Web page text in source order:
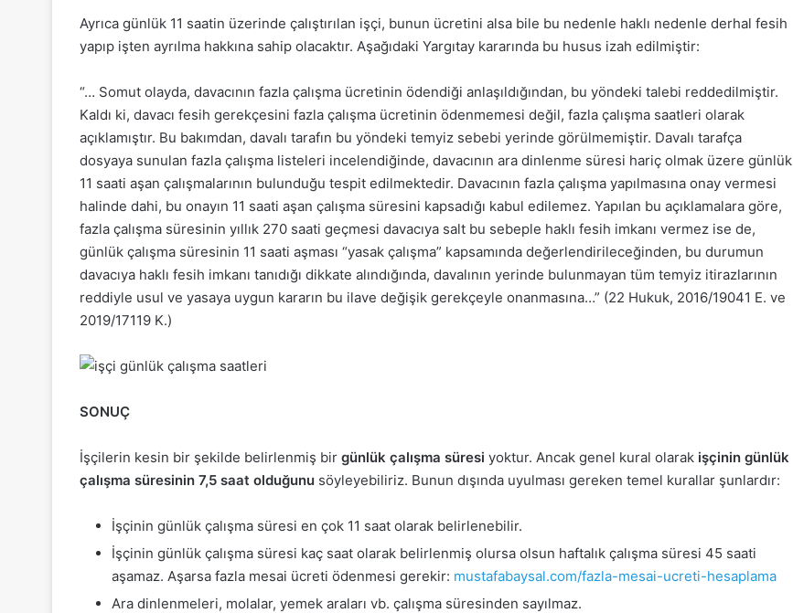
Ayrıca günlük 11 saatin üzerinde çalıştırılan işçi, bunun ücretini alsa bile bu nedenle haklı nedenle derhal fesih
yapıp işten ayrılma hakkına sahip olacaktır. Aşağıdaki Yargıtay kararında bu husus izah edilmiştir:
“… Somut olayda, davacının fazla çalışma ücretinin ödendiği anlaşıldığından, bu yöndeki talebi reddedilmiştir.
Kaldı ki, davacı fesih gerekçesini fazla çalışma ücretinin ödenmemesi değil, fazla çalışma saatleri olarak
açıklamıştır. Bu bakımdan, davalı tarafın bu yöndeki temyiz sebebi yerinde görülmemiştir. Davalı tarafça
dosyaya sunulan fazla çalışma listeleri incelendiğinde, davacının ara dinlenme süresi hariç olmak üzere günlük
11 saati aşan çalışmalarının bulunduğu tespit edilmektedir. Davacının fazla çalışma yapılmasına onay vermesi
halinde dahi, bu onayın 11 saati aşan çalışma süresini kapsadığı kabul edilemez. Yapılan bu açıklamalara göre,
fazla çalışma süresinin yıllık 270 saati geçmesi davacıya salt bu sebeple haklı fesih imkanı vermez ise de,
günlük çalışma süresinin 11 saati aşması “yasak çalışma” kapsamında değerlendirileceğinden, bu durumun
davacıya haklı fesih imkanı tanıdığı dikkate alındığında, davalının yerinde bulunmayan tüm temyiz itirazlarının
reddiyle usul ve yasaya uygun kararın bu ilave değişik gerekçeyle onanmasına…” (22 Hukuk, 2016/19041 E. ve
2019/17119 K.)
SONUÇ
İşçilerin kesin bir şekilde belirlenmiş bir günlük çalışma süresi yoktur. Ancak genel kural olarak işçinin günlük
çalışma süresinin 7,5 saat olduğunu söyleyebiliriz. Bunun dışında uyulması gereken temel kurallar şunlardır:
İşçinin günlük çalışma süresi en çok 11 saat olarak belirlenebilir.
İşçinin günlük çalışma süresi kaç saat olarak belirlenmiş olursa olsun haftalık çalışma süresi 45 saati
aşamaz. Aşarsa fazla mesai ücreti ödenmesi gerekir: mustafabaysal.com/fazla-mesai-ucreti-hesaplama
Ara dinlenmeleri, molalar, yemek araları vb. çalışma süresinden sayılmaz.